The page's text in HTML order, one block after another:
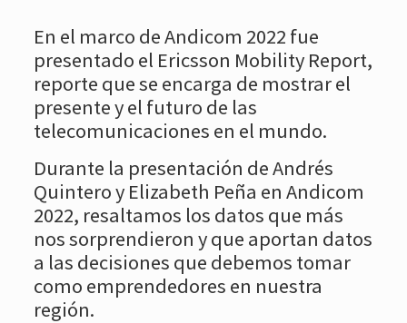
En el marco de Andicom 2022 fue
presentado el Ericsson Mobility Report,
reporte que se encarga de mostrar el
presente y el futuro de las
telecomunicaciones en el mundo.
Durante la presentación de Andrés
Quintero y Elizabeth Peña en Andicom
2022, resaltamos los datos que más
nos sorprendieron y que aportan datos
a las decisiones que debemos tomar
como emprendedores en nuestra
región.